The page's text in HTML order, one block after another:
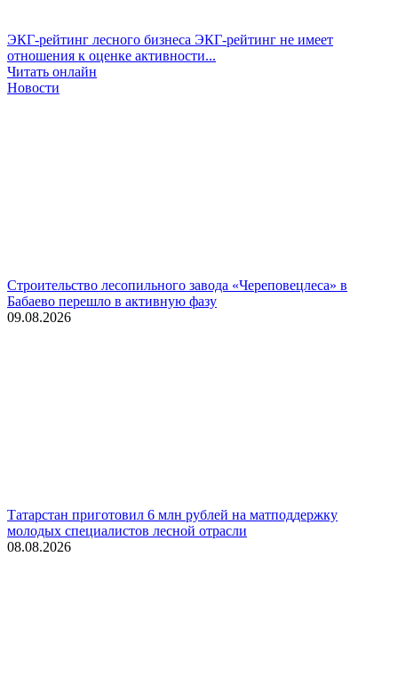
ЭКГ-рейтинг лесного бизнеса ЭКГ-рейтинг не имеет
отношения к оценке активности...
Читать онлайн
Новости
Строительство лесопильного завода «Череповецлеса» в
Бабаево перешло в активную фазу
09.08.2026
Татарстан приготовил 6 млн рублей на матподдержку
молодых специалистов лесной отрасли
08.08.2026